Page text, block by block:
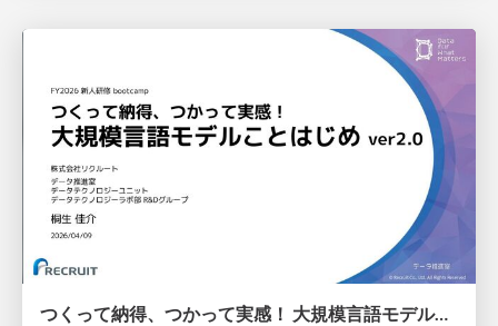
つくって納得、つかって実感！ 大規模言語モデルことはじめ ver2.0